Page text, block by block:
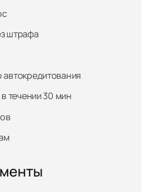
штрафа
течении 30 мин